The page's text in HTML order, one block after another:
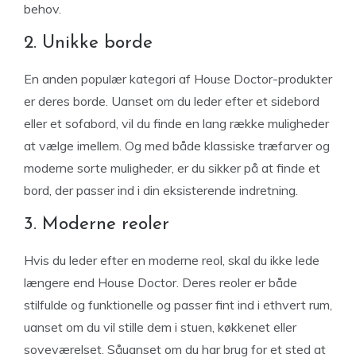
behov.
2. Unikke borde
En anden populær kategori af House Doctor-produkter
er deres borde. Uanset om du leder efter et sidebord
eller et sofabord, vil du finde en lang række muligheder
at vælge imellem. Og med både klassiske træfarver og
moderne sorte muligheder, er du sikker på at finde et
bord, der passer ind i din eksisterende indretning.
3. Moderne reoler
Hvis du leder efter en moderne reol, skal du ikke lede
længere end House Doctor. Deres reoler er både
stilfulde og funktionelle og passer fint ind i ethvert rum,
uanset om du vil stille dem i stuen, køkkenet eller
soveværelset. Såuanset om du har brug for et sted at